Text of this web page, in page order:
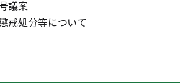
議案
戒処分等について